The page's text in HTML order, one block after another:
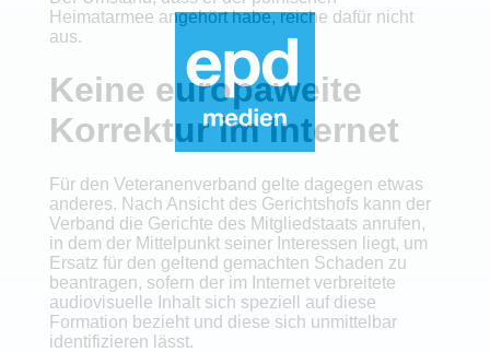
Heimatarmee angehört habe, reiche dafür nicht
aus.
Keine europaweite
Korrektur im Internet
Für den Veteranenverband gelte dagegen etwas
anderes. Nach Ansicht des Gerichtshofs kann der
Verband die Gerichte des Mitgliedstaats anrufen,
in dem der Mittelpunkt seiner Interessen liegt, um
Ersatz für den geltend gemachten Schaden zu
beantragen, sofern der im Internet verbreitete
audiovisuelle Inhalt sich speziell auf diese
Formation bezieht und diese sich unmittelbar
identifizieren lässt.